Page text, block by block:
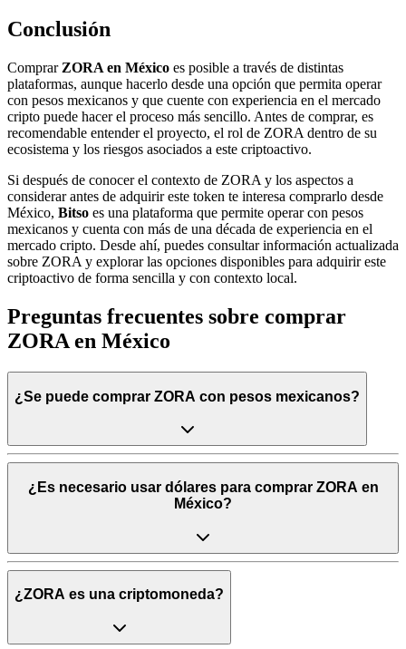
Conclusión
Comprar ZORA en México es posible a través de distintas
plataformas, aunque hacerlo desde una opción que permita operar
con pesos mexicanos y que cuente con experiencia en el mercado
cripto puede hacer el proceso más sencillo. Antes de comprar, es
recomendable entender el proyecto, el rol de ZORA dentro de su
ecosistema y los riesgos asociados a este criptoactivo.
Si después de conocer el contexto de ZORA y los aspectos a
considerar antes de adquirir este token te interesa comprarlo desde
México, Bitso es una plataforma que permite operar con pesos
mexicanos y cuenta con más de una década de experiencia en el
mercado cripto. Desde ahí, puedes consultar información actualizada
sobre ZORA y explorar las opciones disponibles para adquirir este
criptoactivo de forma sencilla y con contexto local.
Preguntas frecuentes sobre comprar
ZORA en México
¿Se puede comprar ZORA con pesos mexicanos?
¿Es necesario usar dólares para comprar ZORA en
México?
¿ZORA es una criptomoneda?